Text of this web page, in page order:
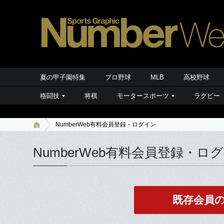
夏の甲子園特集 プロ野球 MLB 高校野球
格闘技 将棋 モータースポーツ ラグビー
NumberWeb有料会員登録・ログイン
NumberWeb有料会員登録・ロ
既存会員